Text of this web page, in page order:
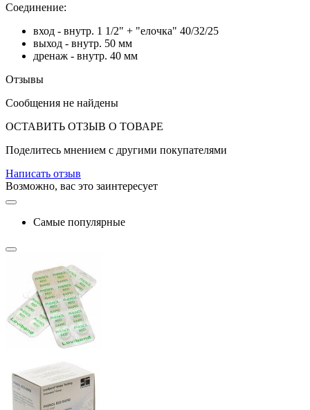
Соединение:
вход - внутр. 1 1/2" + "елочка" 40/32/25
выход - внутр. 50 мм
дренаж - внутр. 40 мм
Отзывы
Сообщения не найдены
ОСТАВИТЬ ОТЗЫВ О ТОВАРЕ
Поделитесь мнением с другими покупателями
Написать отзыв
Возможно, вас это заинтересует
Самые популярные